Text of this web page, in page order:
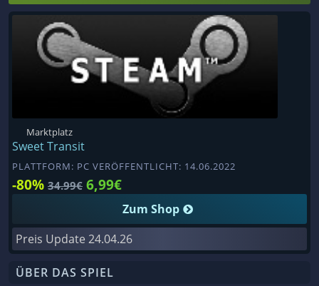
Marktplatz
Sweet Transit
PLATTFORM: PC VERÖFFENTLICHT: 14.06.2022
-80% 34.99€ 6,99€
Zum Shop
Preis Update 24.04.26
ÜBER DAS SPIEL